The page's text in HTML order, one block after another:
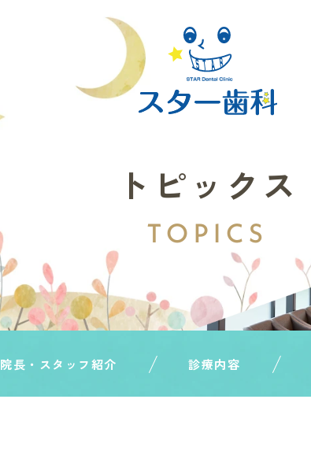
トピックス
TOPICS
院長・スタッフ紹介 診療内容